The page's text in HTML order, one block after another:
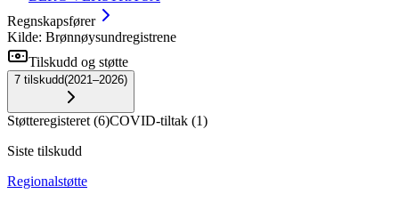
Regnskapsfører
Kilde: Brønnøysundregistrene
Tilskudd og støtte
7 tilskudd(2021–2026)
Støtteregisteret (6)COVID-tiltak (1)
Siste tilskudd
Regionalstøtte